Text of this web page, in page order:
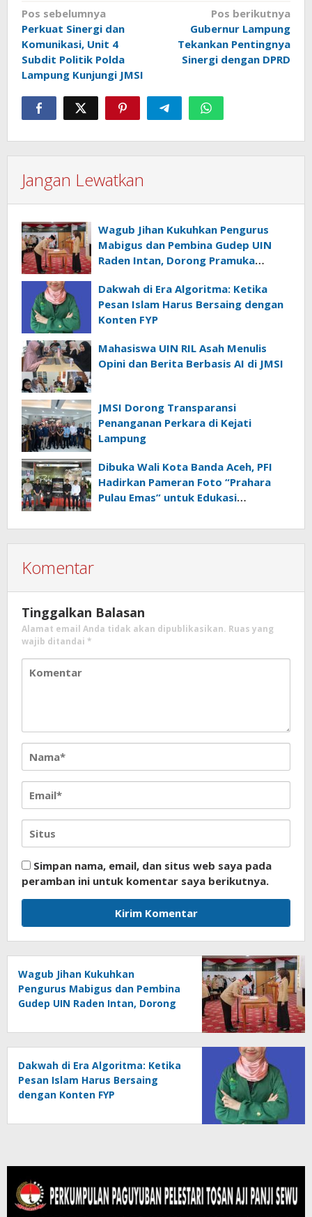
Navigasi
pos
Pos sebelumnya
Perkuat Sinergi dan
Komunikasi, Unit 4
Subdit Politik Polda
Lampung Kunjungi JMSI
Pos berikutnya
Gubernur Lampung
Tekankan Pentingnya
Sinergi dengan DPRD
Jangan Lewatkan
Wagub Jihan Kukuhkan Pengurus
Mabigus dan Pembina Gudep UIN
Raden Intan, Dorong Pramuka
Dakwah di Era Algoritma: Ketika
Pesan Islam Harus Bersaing dengan
Konten FYP
Mahasiswa UIN RIL Asah Menulis
Opini dan Berita Berbasis AI di JMSI
JMSI Dorong Transparansi
Penanganan Perkara di Kejati
Lampung
Dibuka Wali Kota Banda Aceh, PFI
Hadirkan Pameran Foto “Prahara
Pulau Emas” untuk Edukasi
Komentar
Tinggalkan Balasan
Alamat email Anda tidak akan dipublikasikan. Ruas yang
wajib ditandai *
Simpan nama, email, dan situs web saya pada
peramban ini untuk komentar saya berikutnya.
Wagub Jihan Kukuhkan
Pengurus Mabigus dan Pembina
Gudep UIN Raden Intan, Dorong
Generasi Muda
Dakwah di Era Algoritma: Ketika
Pesan Islam Harus Bersaing
dengan Konten FYP